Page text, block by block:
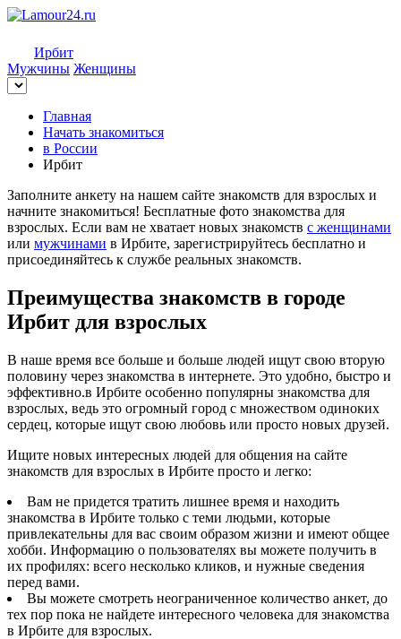
Ирбит
Мужчины Женщины
Главная
Начать знакомиться
в России
Ирбит
Заполните анкету на нашем сайте знакомств для взрослых и
начните знакомиться! Бесплатные фото знакомства для
взрослых. Если вам не хватает новых знакомств с женщинами
или мужчинами в Ирбите, зарегистрируйтесь бесплатно и
присоединяйтесь к службе реальных знакомств.
Преимущества знакомств в городе
Ирбит для взрослых
В наше время все больше и больше людей ищут свою вторую
половину через знакомства в интернете. Это удобно, быстро и
эффективно.в Ирбите особенно популярны знакомства для
взрослых, ведь это огромный город с множеством одиноких
сердец, которые ищут свою любовь или просто новых друзей.
Ищите новых интересных людей для общения на сайте
знакомств для взрослых в Ирбите просто и легко:
Вам не придется тратить лишнее время и находить
знакомства в Ирбите только с теми людьми, которые
привлекательны для вас своим образом жизни и имеют общее
хобби. Информацию о пользователях вы можете получить в
их профилях: всего несколько кликов, и нужные сведения
перед вами.
Вы можете смотреть неограниченное количество анкет, до
тех пор пока не найдете интересного человека для знакомства
в Ирбите для взрослых.